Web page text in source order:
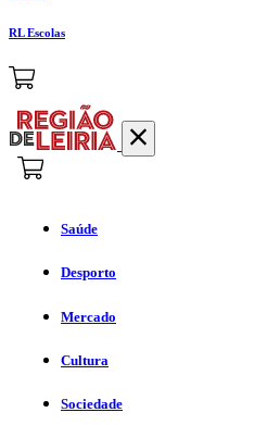
RL Escolas
Saúde
Desporto
Mercado
Cultura
Sociedade